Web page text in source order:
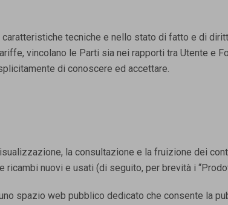
tecniche e nello stato di fatto e di
vincolano le Parti sia nei rapporti tra Utente e
di conoscere ed accettare.
la consultazione e la fruizione dei
nuovi e usati (di seguito, per brevità i
spazio web pubblico dedicato che consente la